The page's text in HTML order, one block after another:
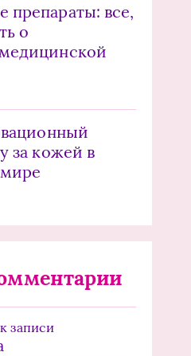
препараты: все,
о
за кожей в
к записи